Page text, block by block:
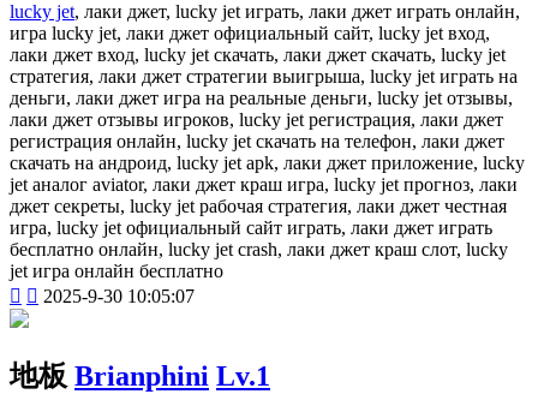
lucky jet, лаки джет, lucky jet играть, лаки джет играть онлайн,
игра lucky jet, лаки джет официальный сайт, lucky jet вход,
лаки джет вход, lucky jet скачать, лаки джет скачать, lucky jet
стратегия, лаки джет стратегии выигрыша, lucky jet играть на
деньги, лаки джет игра на реальные деньги, lucky jet отзывы,
лаки джет отзывы игроков, lucky jet регистрация, лаки джет
регистрация онлайн, lucky jet скачать на телефон, лаки джет
скачать на андроид, lucky jet apk, лаки джет приложение, lucky
jet аналог aviator, лаки джет краш игра, lucky jet прогноз, лаки
джет секреты, lucky jet рабочая стратегия, лаки джет честная
игра, lucky jet официальный сайт играть, лаки джет играть
бесплатно онлайн, lucky jet crash, лаки джет краш слот, lucky
jet игра онлайн бесплатно
  2025-9-30 10:05:07
地板 Brianphini Lv.1